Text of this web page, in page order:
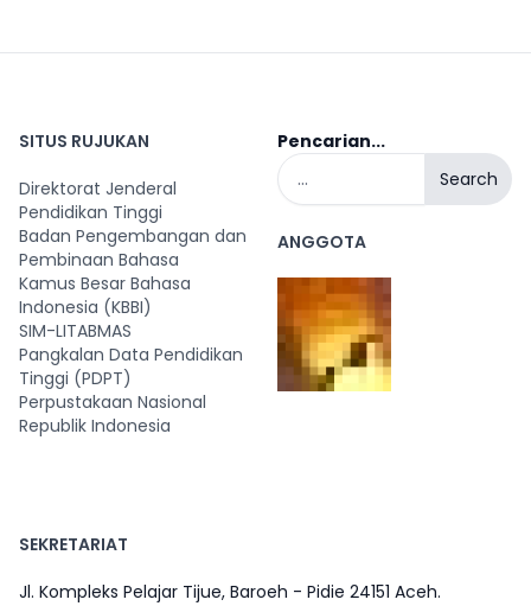
SITUS RUJUKAN
Direktorat Jenderal
Pendidikan Tinggi
Badan Pengembangan dan
Pembinaan Bahasa
Kamus Besar Bahasa
Indonesia (KBBI)
SIM-LITABMAS
Pangkalan Data Pendidikan
Tinggi (PDPT)
Perpustakaan Nasional
Republik Indonesia
Pencarian...
Search
ANGGOTA
SEKRETARIAT
Jl. Kompleks Pelajar Tijue, Baroeh - Pidie 24151 Aceh.